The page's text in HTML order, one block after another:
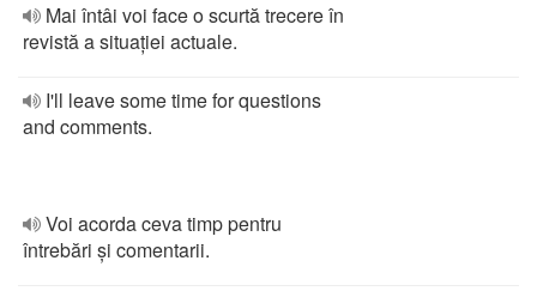
Mai întâi voi face o scurtă trecere în
revistă a situației actuale.
I'll leave some time for questions
and comments.
Voi acorda ceva timp pentru
întrebări și comentarii.